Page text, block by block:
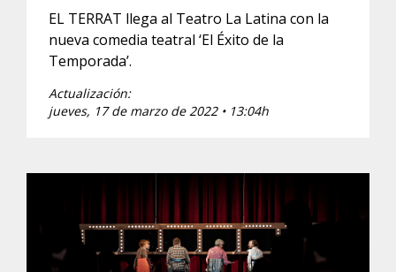
EL TERRAT llega al Teatro La Latina con la
nueva comedia teatral ‘El Éxito de la
Temporada’.
Actualización:
jueves, 17 de marzo de 2022 • 13:04h